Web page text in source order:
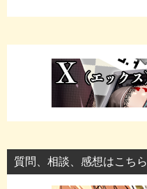
質問、相談、感想はこちら